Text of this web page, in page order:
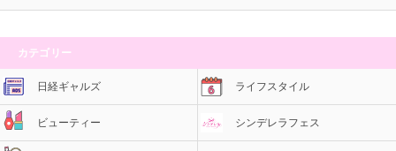
カテゴリー
日経ギャルズ ライフスタイル
ビューティー シンデレラフェス